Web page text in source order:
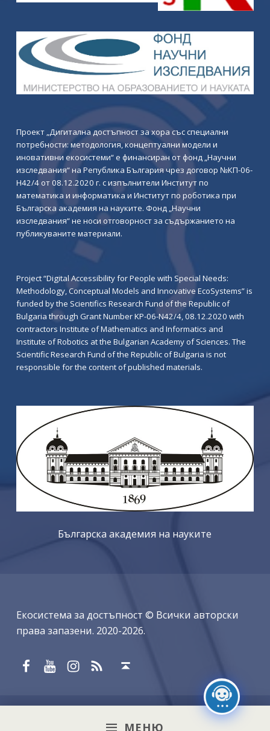
МЕНЮ
Проект „Дигитална достъпност за хора със специални
потребности: методология, концептуални модели и
иновативни екосистеми“ е финансиран от фонд „Научни
изследвания“ на Република България чрез договор №КП-06-
Н42/4 от 08.12.2020 г. с изпълнители Институт по
математика и информатика и Институт по роботика при
Българска академия на науките. Фонд „Научни
изследвания“ не носи отговорност за съдържанието на
публикуваните материали.
Project “Digital Accessibility for People with Special Needs:
Methodology, Conceptual Models and Innovative EcoSystems” is
funded by the Scientifics Research Fund of the Republic of
Bulgaria through Grant Number KP-06-N42/4, 08.12.2020 with
contractors Institute of Mathematics and Informatics and
Institute of Robotics at the Bulgarian Academy of Sciences. The
Scientific Research Fund of the Republic of Bulgaria is not
responsible for the content of published materials.
Българска академия на науките
Екосистема за достъпност © Всички авторски
права запазени. 2020-2026.
Facebook
YouTube